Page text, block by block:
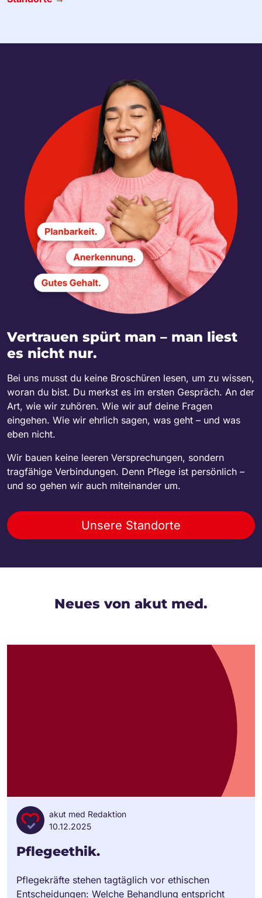
Vertrauen spürt man – man liest
es nicht nur.
Bei uns musst du keine Broschüren lesen, um zu wissen,
woran du bist. Du merkst es im ersten Gespräch. An der
Art, wie wir zuhören. Wie wir auf deine Fragen
eingehen. Wie wir ehrlich sagen, was geht – und was
eben nicht.
Wir bauen keine leeren Versprechungen, sondern
tragfähige Verbindungen. Denn Pflege ist persönlich –
und so gehen wir auch miteinander um.
Unsere Standorte
Neues von akut med.
akut med Redaktion
10.12.2025
Pflegeethik.
Pflegekräfte stehen tagtäglich vor ethischen
Entscheidungen: Welche Behandlung entspricht